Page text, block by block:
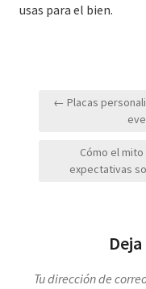
usas para el bien.
Navegación
entradas
← Placas
Cómo el
expectativas
Tu dirección de